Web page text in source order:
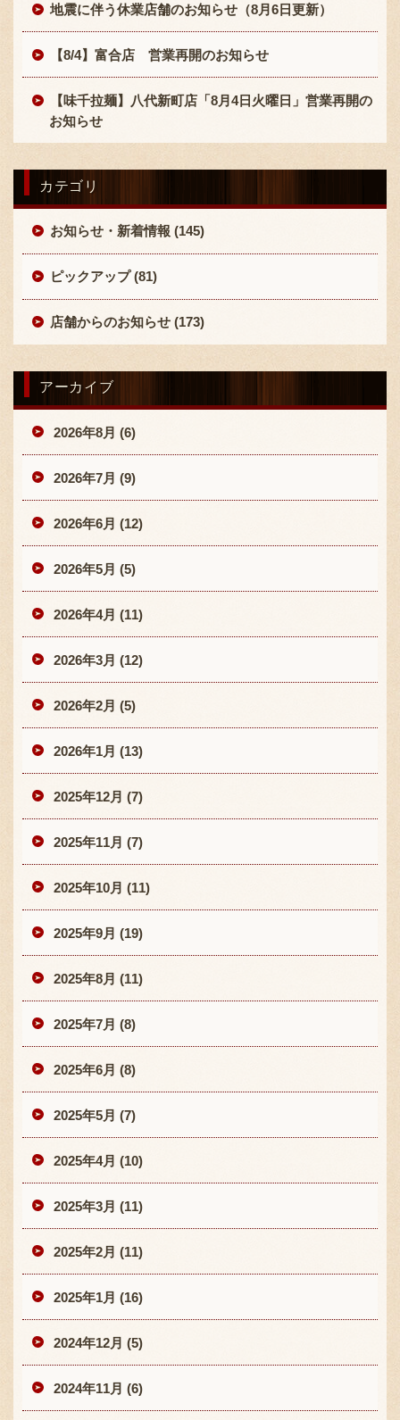
〒869-1107 熊本県菊池郡菊陽町辛川448
TEL:096-349-2222
FAX:096-349-2288
地震に伴う休業店舗のお知らせ（8月6日更新）
【8/4】富合店 営業再開のお知らせ
【味千拉麺】八代新町店「8月4日火曜日」営業再開の
お知らせ
カテゴリ
お知らせ・新着情報 (145)
ピックアップ (81)
店舗からのお知らせ (173)
アーカイブ
2026年8月 (6)
2026年7月 (9)
2026年6月 (12)
2026年5月 (5)
2026年4月 (11)
2026年3月 (12)
2026年2月 (5)
2026年1月 (13)
2025年12月 (7)
2025年11月 (7)
2025年10月 (11)
2025年9月 (19)
2025年8月 (11)
2025年7月 (8)
2025年6月 (8)
2025年5月 (7)
2025年4月 (10)
2025年3月 (11)
2025年2月 (11)
2025年1月 (16)
2024年12月 (5)
2024年11月 (6)